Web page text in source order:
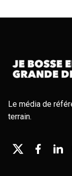
Le média de
terrain.